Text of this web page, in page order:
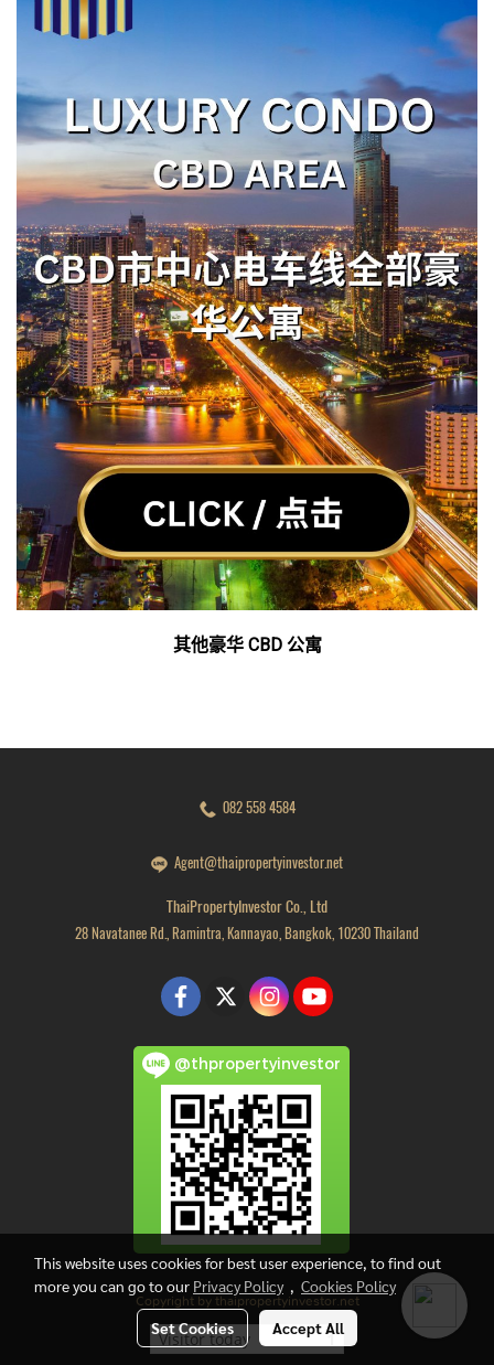
其他豪华 CBD 公寓
082 558 4584
Agent@thaipropertyinvestor.net
ThaiPropertyInvestor Co., Ltd
28 Navatanee Rd., Ramintra, Kannayao, Bangkok, 10230 Thailand
@thpropertyinvestor
Copyright by thaipropertyinvestor.net
Visitor today 1
This website uses cookies for best user experience, to find out
more you can go to our Privacy Policy, Cookies Policy
Set Cookies Accept All